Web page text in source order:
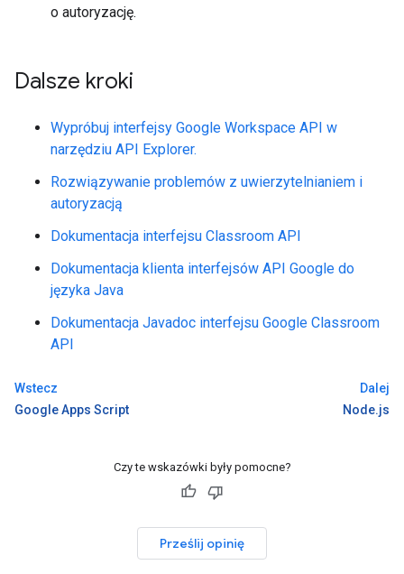
o autoryzację.
Dalsze kroki
Wypróbuj interfejsy Google Workspace API w
narzędziu API Explorer.
Rozwiązywanie problemów z uwierzytelnianiem i
autoryzacją
Dokumentacja interfejsu Classroom API
Dokumentacja klienta interfejsów API Google do
języka Java
Dokumentacja Javadoc interfejsu Google Classroom
API
Wstecz
Google Apps Script
Dalej
Node.js
Czy te wskazówki były pomocne?
Prześlij opinię